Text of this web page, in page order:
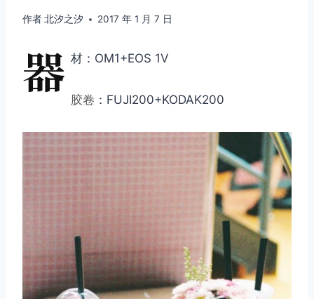
作者北汐之汐 2017 年 1 月 7 日
器 材：OM1+EOS 1V
胶卷 ：FUJI200+KODAK200